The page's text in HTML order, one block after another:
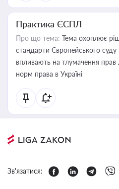
Практика ЄСПЛ
Про що тема: Тема охоплює
стандарти Європейського
впливають на тлумачення прав
норм права в Україні
Зв'язатися: